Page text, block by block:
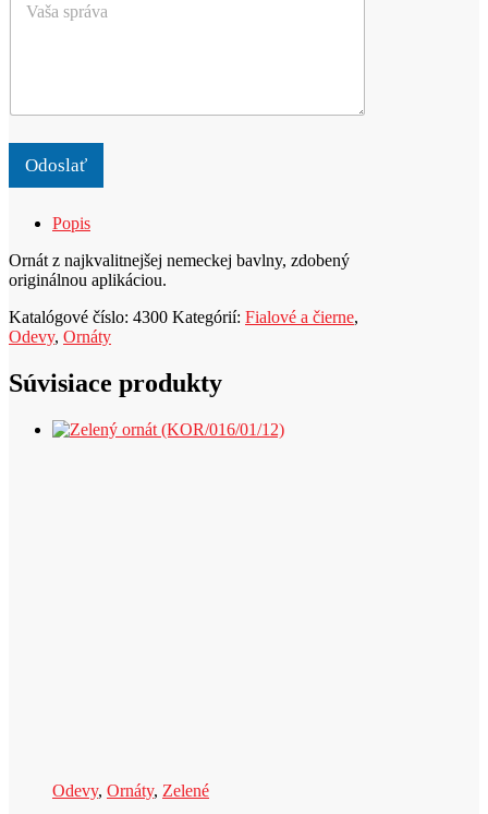
p
r
r
á
Odoslať
Popis
Ornát z najkvalitnejšej nemeckej bavlny, zdobený
originálnou aplikáciou.
Katalógové číslo: 4300 Kategórií: Fialové a čierne,
Odevy, Ornáty
Súvisiace produkty
Odevy, Ornáty, Zelené